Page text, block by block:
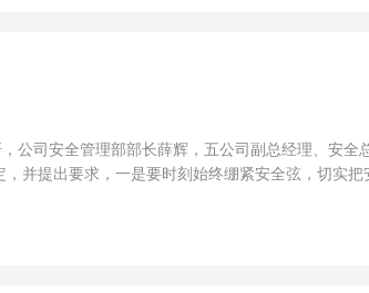
公司安全管理部部长薛辉，五公司副总经理、安
并提出要求，一是要时刻始终绷紧安全弦，切实把